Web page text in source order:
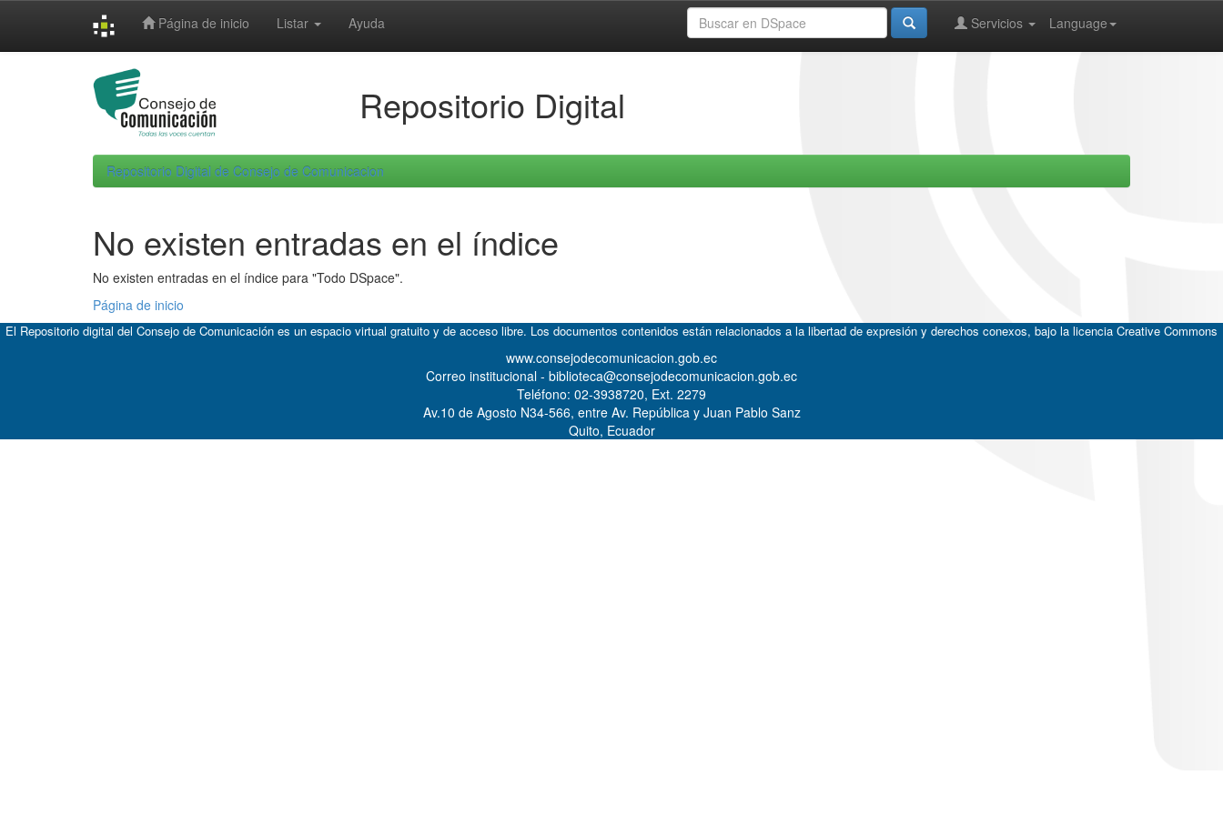
Página de inicio Listar Ayuda Language
Servicios
Repositorio Digital
Repositorio Digital de Consejo de Comunicacion
No existen entradas en el índice
No existen entradas en el índice para "Todo DSpace".
Página de inicio
El Repositorio digital del Consejo de Comunicación es un espacio virtual gratuito y de acceso libre. Los documentos contenidos están relacionados a la libertad de expresión y derechos conexos, bajo la licencia Creative Commons
www.consejodecomunicacion.gob.ec
Correo institucional - biblioteca@consejodecomunicacion.gob.ec
Teléfono: 02-3938720, Ext. 2279
Av.10 de Agosto N34-566, entre Av. República y Juan Pablo Sanz
Quito, Ecuador